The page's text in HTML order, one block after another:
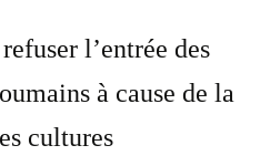
l’entrée des
à cause de la
cultures